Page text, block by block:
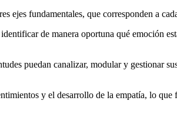
ejes fundamentales, que corresponden a
de manera oportuna qué emoción
puedan canalizar, modular y gestionar
y el desarrollo de la empatía, lo